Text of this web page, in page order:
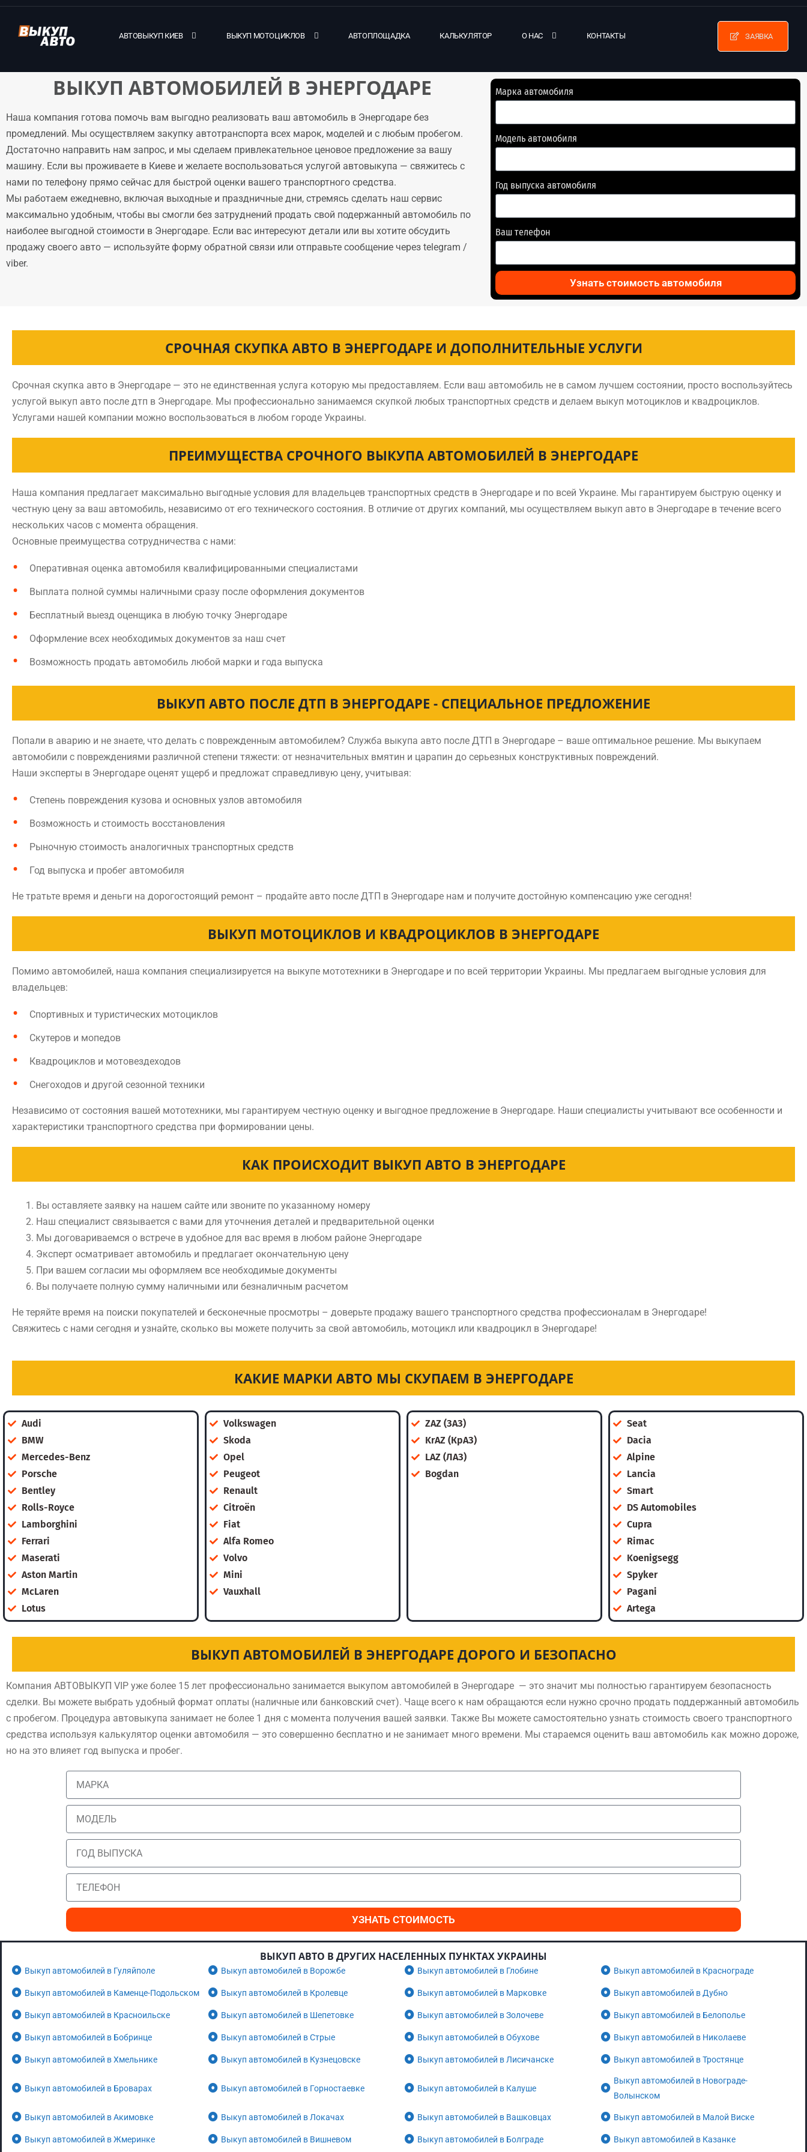
АВТОВЫКУП КИЕВ ВЫКУП МОТОЦИКЛОВ АВТОПЛОЩАДКА КАЛЬКУЛЯТОР О НАС КОНТАКТЫ ЗАЯВКА
ВЫКУП АВТОМОБИЛЕЙ В ЭНЕРГОДАРЕ
Наша компания готова помочь вам выгодно реализовать ваш автомобиль в Энергодаре без
промедлений. Мы осуществляем закупку автотранспорта всех марок, моделей и с любым пробегом.
Достаточно направить нам запрос, и мы сделаем привлекательное ценовое предложение за вашу
машину. Если вы проживаете в Киеве и желаете воспользоваться услугой автовыкупа — свяжитесь с
нами по телефону прямо сейчас для быстрой оценки вашего транспортного средства.
Мы работаем ежедневно, включая выходные и праздничные дни, стремясь сделать наш сервис
максимально удобным, чтобы вы смогли без затруднений продать свой подержанный автомобиль по
наиболее выгодной стоимости в Энергодаре. Если вас интересуют детали или вы хотите обсудить
продажу своего авто — используйте форму обратной связи или отправьте сообщение через telegram /
viber.
Марка автомобиля
Модель автомобиля
Год выпуска автомобиля
Ваш телефон
Узнать стоимость автомобиля
СРОЧНАЯ СКУПКА АВТО В ЭНЕРГОДАРЕ И ДОПОЛНИТЕЛЬНЫЕ УСЛУГИ
Срочная скупка авто в Энергодаре — это не единственная услуга которую мы предоставляем. Если ваш автомобиль не в самом лучшем состоянии, просто воспользуйтесь
услугой выкуп авто после дтп в Энергодаре. Мы профессионально занимаемся скупкой любых транспортных средств и делаем выкуп мотоциклов и квадроциклов.
Услугами нашей компании можно воспользоваться в любом городе Украины.
ПРЕИМУЩЕСТВА СРОЧНОГО ВЫКУПА АВТОМОБИЛЕЙ В ЭНЕРГОДАРЕ
Наша компания предлагает максимально выгодные условия для владельцев транспортных средств в Энергодаре и по всей Украине. Мы гарантируем быструю оценку и
честную цену за ваш автомобиль, независимо от его технического состояния. В отличие от других компаний, мы осуществляем выкуп авто в Энергодаре в течение всего
нескольких часов с момента обращения.
Основные преимущества сотрудничества с нами:
Оперативная оценка автомобиля квалифицированными специалистами
Выплата полной суммы наличными сразу после оформления документов
Бесплатный выезд оценщика в любую точку Энергодаре
Оформление всех необходимых документов за наш счет
Возможность продать автомобиль любой марки и года выпуска
ВЫКУП АВТО ПОСЛЕ ДТП В ЭНЕРГОДАРЕ - СПЕЦИАЛЬНОЕ ПРЕДЛОЖЕНИЕ
Попали в аварию и не знаете, что делать с поврежденным автомобилем? Служба выкупа авто после ДТП в Энергодаре – ваше оптимальное решение. Мы выкупаем
автомобили с повреждениями различной степени тяжести: от незначительных вмятин и царапин до серьезных конструктивных повреждений.
Наши эксперты в Энергодаре оценят ущерб и предложат справедливую цену, учитывая:
Степень повреждения кузова и основных узлов автомобиля
Возможность и стоимость восстановления
Рыночную стоимость аналогичных транспортных средств
Год выпуска и пробег автомобиля
Не тратьте время и деньги на дорогостоящий ремонт – продайте авто после ДТП в Энергодаре нам и получите достойную компенсацию уже сегодня!
ВЫКУП МОТОЦИКЛОВ И КВАДРОЦИКЛОВ В ЭНЕРГОДАРЕ
Помимо автомобилей, наша компания специализируется на выкупе мототехники в Энергодаре и по всей территории Украины. Мы предлагаем выгодные условия для
владельцев:
Спортивных и туристических мотоциклов
Скутеров и мопедов
Квадроциклов и мотовездеходов
Снегоходов и другой сезонной техники
Независимо от состояния вашей мототехники, мы гарантируем честную оценку и выгодное предложение в Энергодаре. Наши специалисты учитывают все особенности и
характеристики транспортного средства при формировании цены.
КАК ПРОИСХОДИТ ВЫКУП АВТО В ЭНЕРГОДАРЕ
Вы оставляете заявку на нашем сайте или звоните по указанному номеру
Наш специалист связывается с вами для уточнения деталей и предварительной оценки
Мы договариваемся о встрече в удобное для вас время в любом районе Энергодаре
Эксперт осматривает автомобиль и предлагает окончательную цену
При вашем согласии мы оформляем все необходимые документы
Вы получаете полную сумму наличными или безналичным расчетом
Не теряйте время на поиски покупателей и бесконечные просмотры – доверьте продажу вашего транспортного средства профессионалам в Энергодаре!
Свяжитесь с нами сегодня и узнайте, сколько вы можете получить за свой автомобиль, мотоцикл или квадроцикл в Энергодаре!
КАКИЕ МАРКИ АВТО МЫ СКУПАЕМ В ЭНЕРГОДАРЕ
Audi
BMW
Mercedes-Benz
Porsche
Bentley
Rolls-Royce
Lamborghini
Ferrari
Maserati
Aston Martin
McLaren
Lotus
Volkswagen
Skoda
Opel
Peugeot
Renault
Citroën
Fiat
Alfa Romeo
Volvo
Mini
Vauxhall
ZAZ (ЗАЗ)
KrAZ (КрАЗ)
LAZ (ЛАЗ)
Bogdan
Seat
Dacia
Alpine
Lancia
Smart
DS Automobiles
Cupra
Rimac
Koenigsegg
Spyker
Pagani
Artega
ВЫКУП АВТОМОБИЛЕЙ В ЭНЕРГОДАРЕ ДОРОГО И БЕЗОПАСНО
Компания АВТОВЫКУП VIP уже более 15 лет профессионально занимается выкупом автомобилей в Энергодаре — это значит мы полностью гарантируем безопасность
сделки. Вы можете выбрать удобный формат оплаты (наличные или банковский счет). Чаще всего к нам обращаются если нужно срочно продать поддержанный автомобиль
с пробегом. Процедура автовыкупа занимает не более 1 дня с момента получения вашей заявки. Также Вы можете самостоятельно узнать стоимость своего транспортного
средства используя калькулятор оценки автомобиля — это совершенно бесплатно и не занимает много времени. Мы стараемся оценить ваш автомобиль как можно дороже,
но на это влияет год выпуска и пробег.
УЗНАТЬ СТОИМОСТЬ
ВЫКУП АВТО В ДРУГИХ НАСЕЛЕННЫХ ПУНКТАХ УКРАИНЫ
Выкуп автомобилей в Гуляйполе Выкуп автомобилей в Ворожбе Выкуп автомобилей в Глобине Выкуп автомобилей в Краснограде
Выкуп автомобилей в Каменце-Подольском Выкуп автомобилей в Кролевце Выкуп автомобилей в Марковке Выкуп автомобилей в Дубно
Выкуп автомобилей в Красноильске Выкуп автомобилей в Шепетовке Выкуп автомобилей в Золочеве Выкуп автомобилей в Белополье
Выкуп автомобилей в Бобринце Выкуп автомобилей в Стрые Выкуп автомобилей в Обухове Выкуп автомобилей в Николаеве
Выкуп автомобилей в Хмельнике Выкуп автомобилей в Кузнецовске Выкуп автомобилей в Лисичанске Выкуп автомобилей в Тростянце
Выкуп автомобилей в Броварах Выкуп автомобилей в Горностаевке Выкуп автомобилей в Калуше
Выкуп автомобилей в Новограде-
Волынском
Выкуп автомобилей в Акимовке Выкуп автомобилей в Локачах Выкуп автомобилей в Вашковцах Выкуп автомобилей в Малой Виске
Выкуп автомобилей в Жмеринке Выкуп автомобилей в Вишневом Выкуп автомобилей в Болграде Выкуп автомобилей в Казанке